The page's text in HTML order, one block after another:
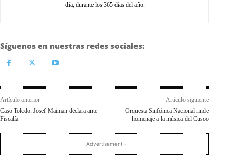
día, durante los 365 días del año.
Síguenos en nuestras redes sociales:
Artículo anterior
Caso Toledo: Josef Maiman declara ante
Fiscalía
Artículo siguiente
Orquesta Sinfónica Nacional rinde
homenaje a la música del Cusco
- Advertisement -